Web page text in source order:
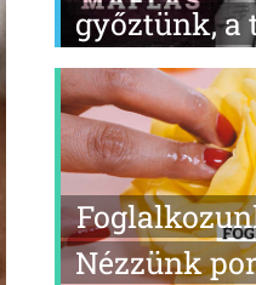
győztünk, a
Nézzünk